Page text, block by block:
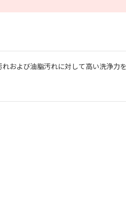
および油脂汚れに対して高い洗浄力を